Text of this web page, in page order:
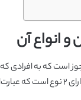
و انواع آن
است که به افرادی
از: